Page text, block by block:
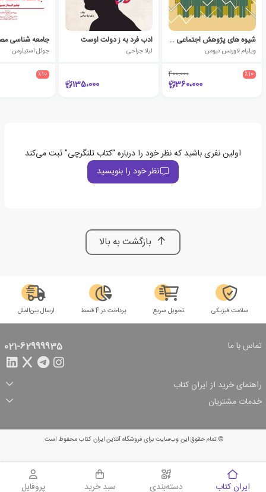
شیوه های پژوهش اجتماعی - جلد 2
ویلیام لاورنس نیومن
٪10 400،000
360،000
ادب فرد به ز دولت اوست
لیلا جراحی
135،000
جوئل استیلرمن
٪10
اولین نفری باشید که نظر خود را درباره "کتاب تلنگرچی" ثبت می‌کند
نظر خود را بنویسید
بازگشت به بالا
سلامت فیزیکی تحویل سریع پرداخت در 4 قسط ارسال بین‌الملل
تماس با ما 021-62999935
راهنمای خرید از ایران کتاب
ثبت سفارش
شرایط ارسال سفارش
شیوه پرداخت
تخفیف‌های خرید
خدمات مشتریان
© تمام حقوق این وب‌سایت برای فروشگاه آنلاین ایران کتاب محفوظ است.
ایران کتاب دسته‌بندی
سبد خرید
سبد خرید پروفایل